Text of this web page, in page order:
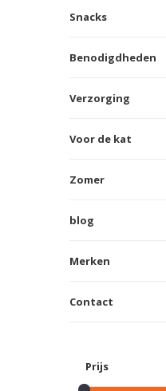
Snacks
Benodigdheden
Verzorging
Voor de kat
Zomer
blog
Merken
Contact
Prijs